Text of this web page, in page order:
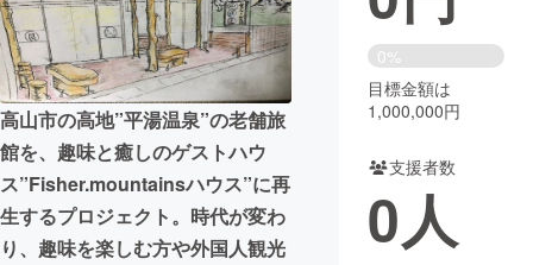
ビジネス・起業 チャレンジ
まちづくり・地域活性化
CAMPFIRE for Social Good
CAMPFIRE Creation
CAMPFIREふるさと納税machi-ya コミュニティ
高山市の高地”平湯温泉”の老舗旅
館を、趣味と癒しのゲストハウ
ス”Fisher.mountainsハウス”に再
生するプロジェクト。時代が変わ
り、趣味を楽しむ方や外国人観光
0%
目標金額は
1,000,000円
支援者数
0人